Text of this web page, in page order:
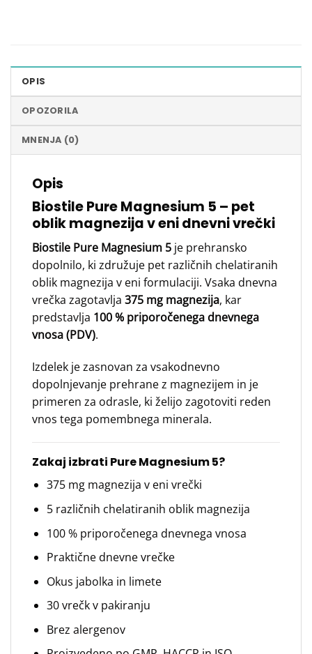
OPIS
OPOZORILA
MNENJA (0)
Opis
Biostile Pure Magnesium 5 – pet
oblik magnezija v eni dnevni vrečki
Biostile Pure Magnesium 5 je prehransko
dopolnilo, ki združuje pet različnih chelatiranih
oblik magnezija v eni formulaciji. Vsaka dnevna
vrečka zagotavlja 375 mg magnezija, kar
predstavlja 100 % priporočenega dnevnega
vnosa (PDV).
Izdelek je zasnovan za vsakodnevno
dopolnjevanje prehrane z magnezijem in je
primeren za odrasle, ki želijo zagotoviti reden
vnos tega pomembnega minerala.
Zakaj izbrati Pure Magnesium 5?
375 mg magnezija v eni vrečki
5 različnih chelatiranih oblik magnezija
100 % priporočenega dnevnega vnosa
Praktične dnevne vrečke
Okus jabolka in limete
30 vrečk v pakiranju
Brez alergenov